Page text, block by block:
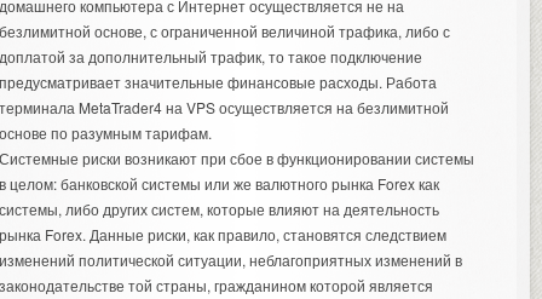
компьютера с Интернет осуществляется не на
основе, с ограниченной величиной трафика, либо с
за дополнительный трафик, то такое подключение
значительные финансовые расходы. Работа
MetaTrader4 на VPS осуществляется на безлимитной
по разумным тарифам.
риски возникают при сбое в функционировании системы
целом: банковской системы или же валютного рынка Forex как
либо других систем, которые влияют на деятельность
Forex. Данные риски, как правило, становятся следствием
политической ситуации, неблагоприятных изменений в
той страны, гражданином которой является